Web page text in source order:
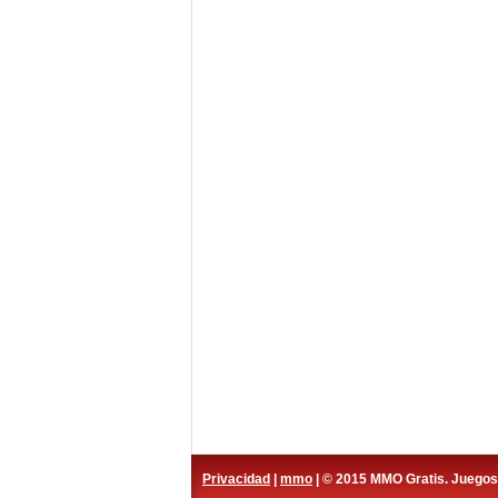
Privacidad mmo | © 2015 MMO Gratis.